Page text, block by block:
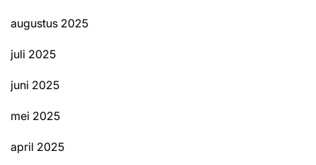
augustus 2025
juli 2025
juni 2025
mei 2025
april 2025